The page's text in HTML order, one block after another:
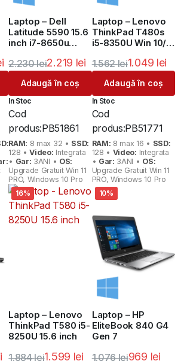
Laptop – Dell
Latitude 5590 15.6
inch i7-8650u
Garantie 3 Ani
2.230lei
Prețul
inițial
a
fost:
2.230 lei.
2.219 lei
Prețul
curent
este:
2.219 lei.
Adaugă în coș
In Stoc
Cod
produs:PB51861
RAM: 8 max 32 • SSD:
128 •Video: Integrata
• Gar: 3ANI • OS:
Upgrade Gratuit Win 11
PRO, Windows 10 Pro
Laptop – Lenovo
ThinkPad T480s
i5-8350U Win 10/11
1.562lei
Prețul
inițial
a
fost:
1.562 lei.
1.049 lei
Prețul
curent
este:
1.049 lei.
Adaugă în coș
In Stoc
Cod
produs:PB51771
RAM: 8 max 16 • SSD:
128 • Video: Integrata
• Gar: 3ANI • OS:
Upgrade Gratuit Win 11
PRO, Windows 10 Pro
16%
Laptop – Lenovo
ThinkPad T580 i5-
8250U 15.6 inch
1.884lei1.599 lei
10%
Laptop – HP
EliteBook 840 G4
Gen 7
1.076lei969 lei